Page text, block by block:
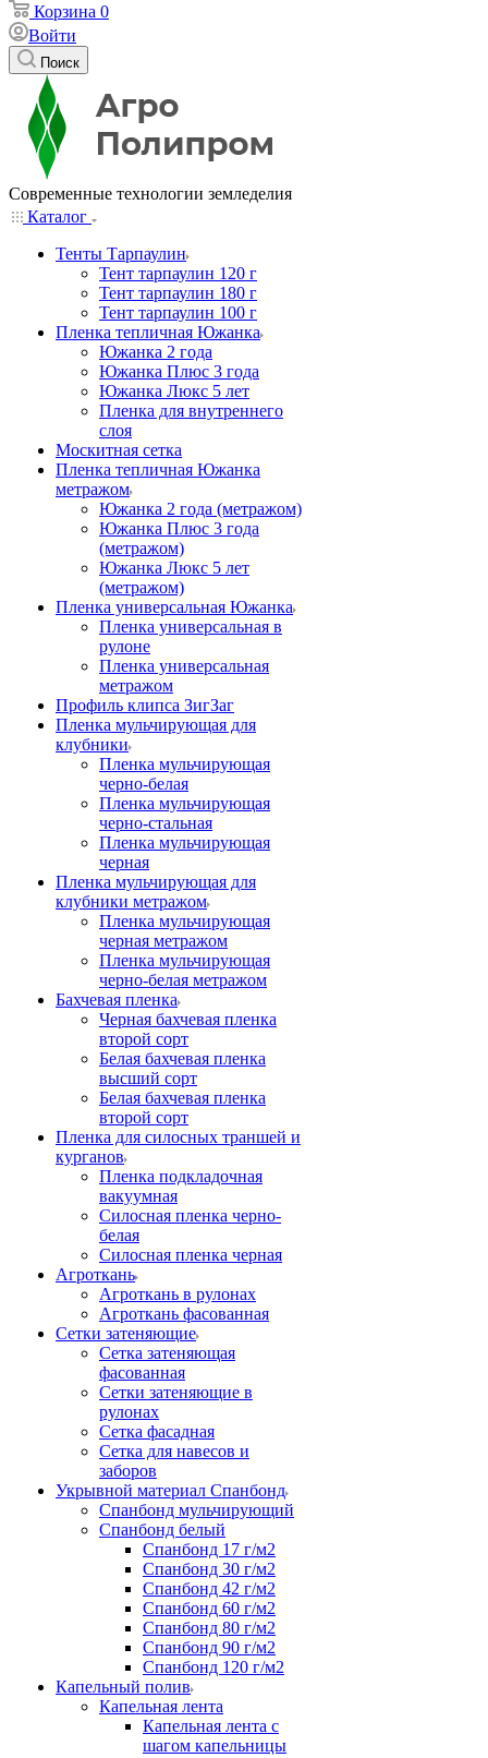
Корзина 0
Войти
Поиск
Современные технологии земледелия
Каталог
Тенты Тарпаулин
Тент тарпаулин 120 г
Тент тарпаулин 180 г
Тент тарпаулин 100 г
Пленка тепличная Южанка
Южанка 2 года
Южанка Плюс 3 года
Южанка Люкс 5 лет
Пленка для внутреннего
слоя
Москитная сетка
Пленка тепличная Южанка
метражом
Южанка 2 года (метражом)
Южанка Плюс 3 года
(метражом)
Южанка Люкс 5 лет
(метражом)
Пленка универсальная Южанка
Пленка универсальная в
рулоне
Пленка универсальная
метражом
Профиль клипса ЗигЗаг
Пленка мульчирующая для
клубники
Пленка мульчирующая
черно-белая
Пленка мульчирующая
черно-стальная
Пленка мульчирующая
черная
Пленка мульчирующая для
клубники метражом
Пленка мульчирующая
черная метражом
Пленка мульчирующая
черно-белая метражом
Бахчевая пленка
Черная бахчевая пленка
второй сорт
Белая бахчевая пленка
высший сорт
Белая бахчевая пленка
второй сорт
Пленка для силосных траншей и
курганов
Пленка подкладочная
вакуумная
Силосная пленка черно-
белая
Силосная пленка черная
Агроткань
Агроткань в рулонах
Агроткань фасованная
Сетки затеняющие
Сетка затеняющая
фасованная
Сетки затеняющие в
рулонах
Сетка фасадная
Сетка для навесов и
заборов
Укрывной материал Спанбонд
Спанбонд мульчирующий
Спанбонд белый
Спанбонд 17 г/м2
Спанбонд 30 г/м2
Спанбонд 42 г/м2
Спанбонд 60 г/м2
Спанбонд 80 г/м2
Спанбонд 90 г/м2
Спанбонд 120 г/м2
Капельный полив
Капельная лента
Капельная лента с
шагом капельницы